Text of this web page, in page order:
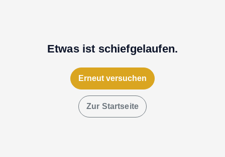
Etwas ist schiefgelaufen.
Erneut versuchen
Zur Startseite